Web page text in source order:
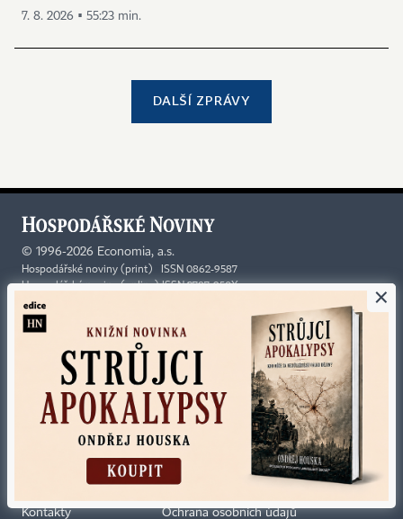
7. 8. 2026 ▪ 55:23 min.
DALŠÍ ZPRÁVY
© 1996-2026 Economia, a.s.
Hospodářské noviny (print) ISSN 0862-9587
Hospodářské noviny (online) ISSN 2787-950X
Certifikováno Sledujte nás
Stáhněte si aplikaci HN
Kontakty Ochrana osobních údajů
×